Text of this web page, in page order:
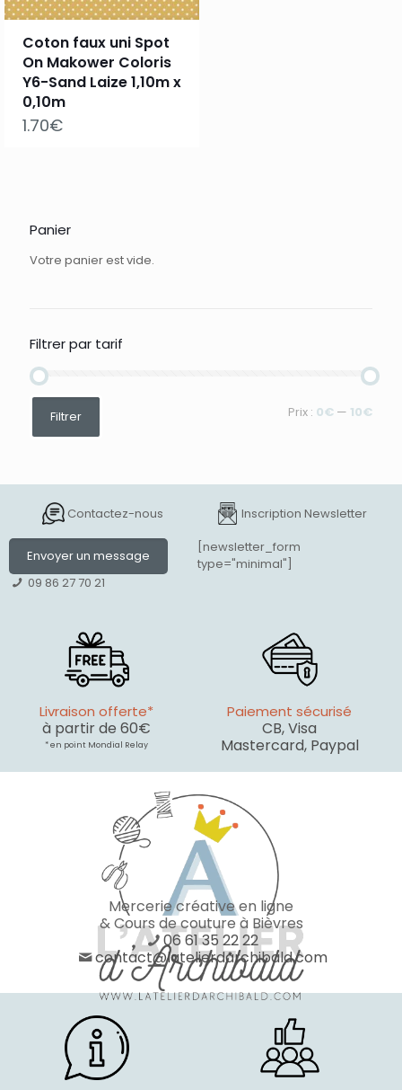
Coton faux uni Spot
On Makower Coloris
Y6-Sand Laize 1,10m x
0,10m
1.70€
Panier
Votre panier est vide.
Filtrer par tarif
Prix
min
Prix
maxFiltrer Prix : 0€ — 10€
Contactez-nous
Envoyer un message
09 86 27 70 21
Inscription Newsletter
[newsletter_form
type="minimal"]
Livraison offerte*
à partir de 60€
* en point Mondial Relay
Paiement sécurisé
CB, Visa
Mastercard, Paypal
Mercerie créative en ligne
& Cours de couture à Bièvres
06 61 35 22 22
contact@latelierdarchibald.com